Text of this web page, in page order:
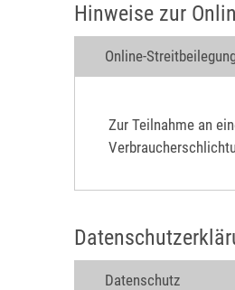
Hinweise zur
Online-
Zur Teilnahme an
Datenschutz